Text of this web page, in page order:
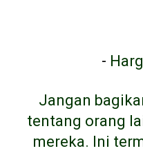
-
Jangan
tentang orang
mereka. Ini